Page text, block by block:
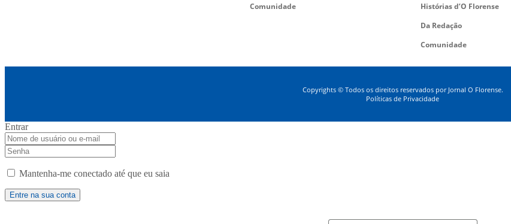
Comunidade
Histórias d’O Florense
Da Redação
Comunidade
Copyrights © Todos os direitos reservados por Jornal O Florense.
Políticas de Privacidade
Entrar
Mantenha-me conectado até que eu saia